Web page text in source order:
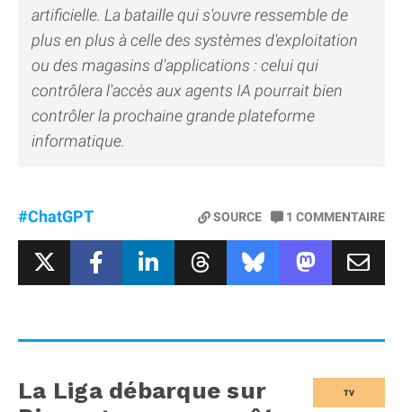
artificielle. La bataille qui s'ouvre ressemble de
plus en plus à celle des systèmes d'exploitation
ou des magasins d'applications : celui qui
contrôlera l'accès aux agents IA pourrait bien
contrôler la prochaine grande plateforme
informatique.
#ChatGPT SOURCE 1 COMMENTAIRE
TV
La Liga débarque sur